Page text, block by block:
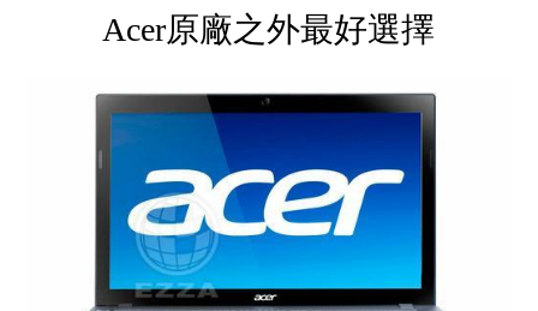
Acer原廠之外最好選擇